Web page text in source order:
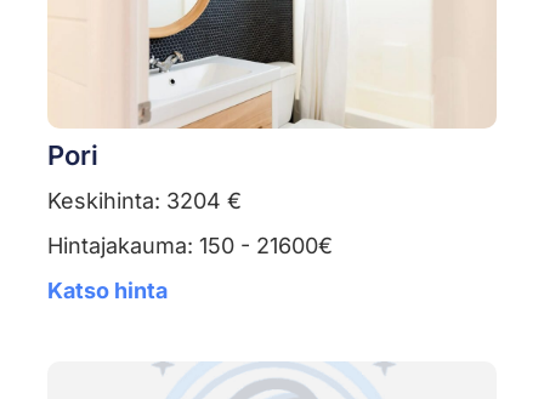
Pori
Keskihinta: 3204 €
Hintajakauma: 150 - 21600€
Katso hinta